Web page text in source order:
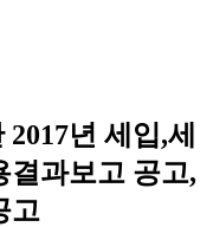
년 세입,세
결과보고 공고,
고